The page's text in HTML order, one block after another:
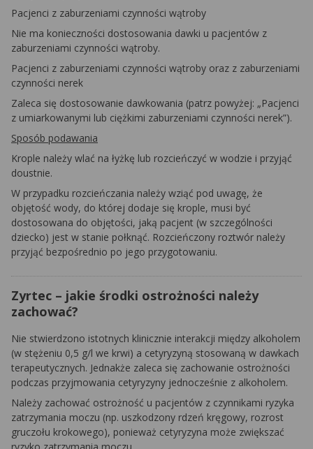
Pacjenci z zaburzeniami czynności wątroby
Nie ma konieczności dostosowania dawki u pacjentów z
zaburzeniami czynności wątroby.
Pacjenci z zaburzeniami czynności wątroby oraz z zaburzeniami
czynności nerek
Zaleca się dostosowanie dawkowania (patrz powyżej: „Pacjenci
z umiarkowanymi lub ciężkimi zaburzeniami czynności nerek”).
Sposób podawania
Krople należy wlać na łyżkę lub rozcieńczyć w wodzie i przyjąć
doustnie.
W przypadku rozcieńczania należy wziąć pod uwagę, że
objętość wody, do której dodaje się krople, musi być
dostosowana do objętości, jaką pacjent (w szczególności
dziecko) jest w stanie połknąć. Rozcieńczony roztwór należy
przyjąć bezpośrednio po jego przygotowaniu.
Zyrtec – jakie środki ostrożności należy
zachować?
Nie stwierdzono istotnych klinicznie interakcji między alkoholem
(w stężeniu 0,5 g/l we krwi) a cetyryzyną stosowaną w dawkach
terapeutycznych. Jednakże zaleca się zachowanie ostrożności
podczas przyjmowania cetyryzyny jednocześnie z alkoholem.
Należy zachować ostrożność u pacjentów z czynnikami ryzyka
zatrzymania moczu (np. uszkodzony rdzeń kręgowy, rozrost
gruczołu krokowego), ponieważ cetyryzyna może zwiększać